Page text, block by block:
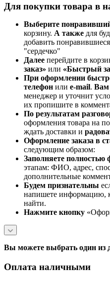
Для покупки товара в
Выберите
корзину. А также для
добавить
"сердечко"
Далее перейдите в
заказ» или «Быстрый
При оформлении
телефон или e-mail. Вам
менеджер и уточнит
их пропишите в
По результатам
оформления товара на
ждать доставки и
Оформление заказа в
следующим образом:
Заполняете полностью
этапам: ФИО, адрес,
дополнительные
Будем признательны
напишете информацию,
найти.
Нажмите кнопку
Вы можете выбрать один из
Оплата наличными